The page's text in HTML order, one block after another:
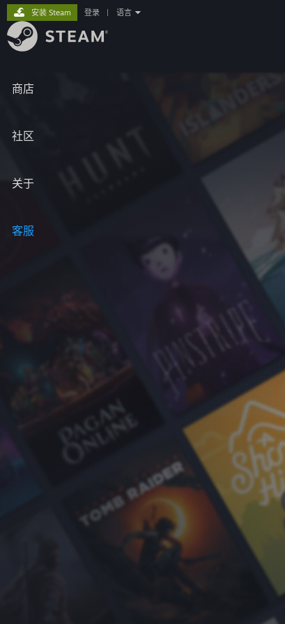
商店
社区
关于
客服
安装 Steam 登录 语言